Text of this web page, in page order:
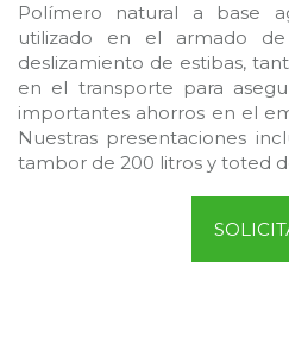
Polímero natural a base
utilizado en el armado
deslizamiento de estibas,
en el transporte para
importantes ahorros en el
Nuestras presentaciones
tambor de 200 litros y toted